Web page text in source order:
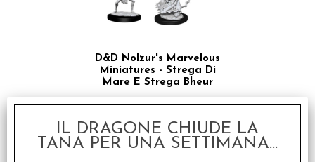
D&D Nolzur's Marvelous
Miniatures - Strega Di
Mare E Strega Bheur
€6,99
IL DRAGONE CHIUDE LA
TANA PER UNA SETTIMANA...